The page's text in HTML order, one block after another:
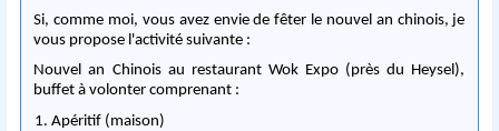
Si, comme moi, vous avez envie de fêter le nouvel an chinois, je
vous propose l'activité suivante :
Nouvel an Chinois au restaurant Wok Expo (près du Heysel),
buffet à volonter comprenant :
1. Apéritif (maison)